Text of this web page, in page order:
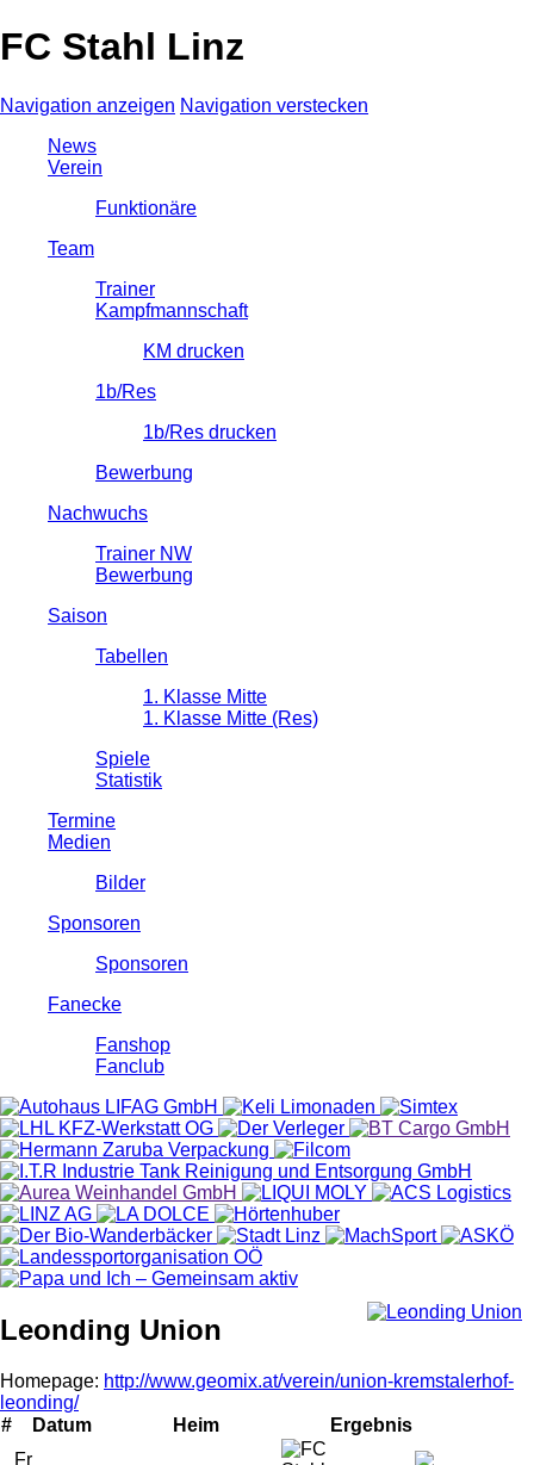
FC Stahl Linz
Navigation anzeigen Navigation verstecken
News
Verein
Funktionäre
Team
Trainer
Kampfmannschaft
KM drucken
1b/Res
1b/Res drucken
Bewerbung
Nachwuchs
Trainer NW
Bewerbung
Saison
Tabellen
1. Klasse Mitte
1. Klasse Mitte (Res)
Spiele
Statistik
Termine
Medien
Bilder
Sponsoren
Sponsoren
Fanecke
Fanshop
Fanclub
Leonding Union
Homepage: http://www.geomix.at/verein/union-kremstalerhof-
leonding/
#
Datum Heim Ergebnis
Fr